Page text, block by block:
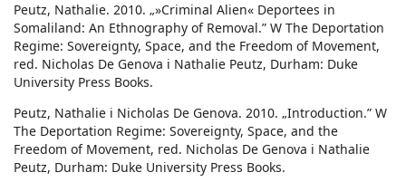
Peutz, Nathalie. 2010. „»Criminal Alien« Deportees in
Somaliland: An Ethnography of Removal.” W The Deportation
Regime: Sovereignty, Space, and the Freedom of Movement,
red. Nicholas De Genova i Nathalie Peutz, Durham: Duke
University Press Books.
Peutz, Nathalie i Nicholas De Genova. 2010. „Introduction.” W
The Deportation Regime: Sovereignty, Space, and the
Freedom of Movement, red. Nicholas De Genova i Nathalie
Peutz, Durham: Duke University Press Books.